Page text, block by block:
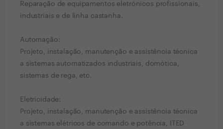
Reparação de equipamentos eletrónicos profissionais,
industriais e de linha castanha.
Automação:
Projeto, instalação, manutenção e assistência técnica
a sistemas automatizados industriais, domótica,
sistemas de rega, etc.
Eletricidade:
Projeto, instalação, manutenção e assistência técnica
a sistemas elétricos de comando e potência, ITED